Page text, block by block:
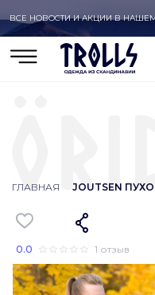
ВСЕ НОВОСТИ И АКЦИИ В
ГЛАВНАЯ JOUTSEN
0.0 1 отзыв